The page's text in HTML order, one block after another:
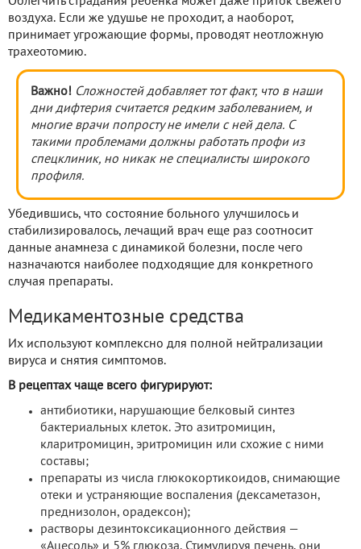
воздуха. Если же удушье не проходит, а наоборот,
принимает угрожающие формы, проводят неотложную
трахеотомию.
Важно! Сложностей добавляет тот факт, что в наши
дни дифтерия считается редким заболеванием, и
многие врачи попросту не имели с ней дела. С
такими проблемами должны работать профи из
спецклиник, но никак не специалисты широкого
профиля.
Убедившись, что состояние больного улучшилось и
стабилизировалось, лечащий врач еще раз соотносит
данные анамнеза с динамикой болезни, после чего
назначаются наиболее подходящие для конкретного
случая препараты.
Медикаментозные средства
Их используют комплексно для полной нейтрализации
вируса и снятия симптомов.
В рецептах чаще всего фигурируют:
антибиотики, нарушающие белковый синтез
бактериальных клеток. Это азитромицин,
кларитромицин, эритромицин или схожие с ними
составы;
препараты из числа глюкокортикоидов, снимающие
отеки и устраняющие воспаления (дексаметазон,
преднизолон, орадексон);
растворы дезинтоксикационного действия —
«Ацесоль» и 5% глюкоза. Стимулируя печень, они